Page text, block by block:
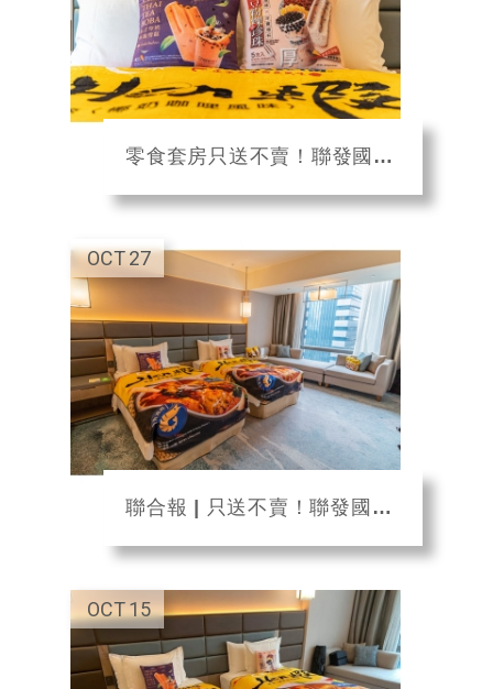
零食套房只送不賣！聯發國際x板橋凱撒大飯店聯手打造「五星零食套房」免費住一晚，入...
27
OCT
聯合報 | 只送不賣！聯發國際 X 板橋凱撒打造「五星零食套房」
15
OCT